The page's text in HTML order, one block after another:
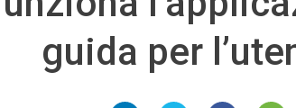
guida per